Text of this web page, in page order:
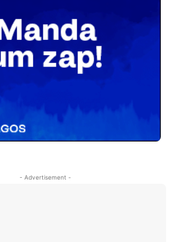
- Advertisement -